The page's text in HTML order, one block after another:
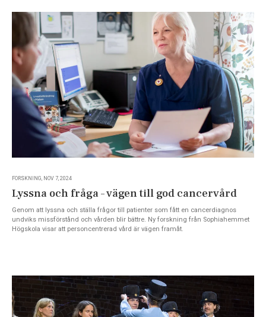
FORSKNING, NOV 7, 2024
Lyssna och fråga – vägen till god cancervård
Genom att lyssna och ställa frågor till patienter som fått en cancerdiagnos
undviks missförstånd och vården blir bättre. Ny forskning från Sophiahemmet
Högskola visar att personcentrerad vård är vägen framåt.